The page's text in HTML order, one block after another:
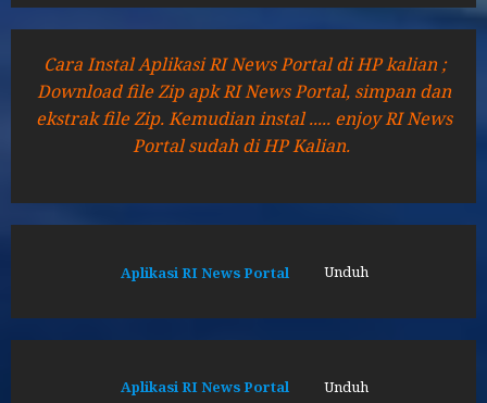
Cara Instal Aplikasi RI News Portal di HP kalian ;
Download file Zip apk RI News Portal, simpan dan
ekstrak file Zip. Kemudian instal ..... enjoy RI News
Portal sudah di HP Kalian.
Aplikasi RI News Portal Unduh
Aplikasi RI News Portal Unduh